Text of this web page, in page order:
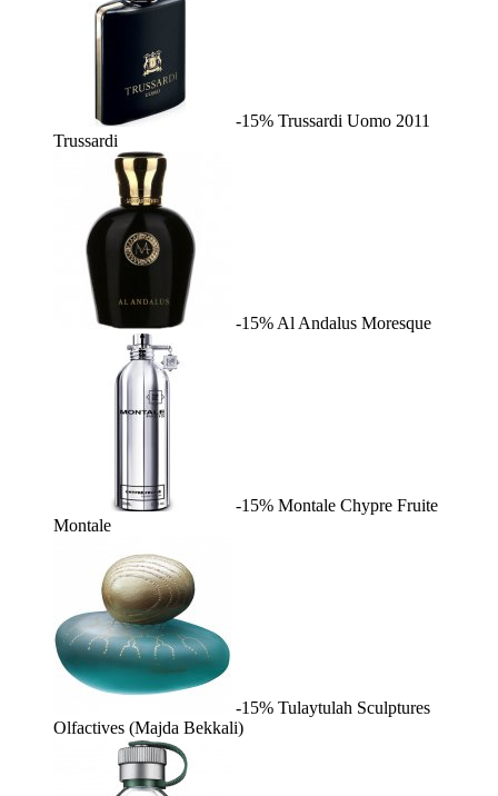
-15% Trussardi Uomo 2011
Trussardi
-15% Al Andalus Moresque
-15% Montale Chypre Fruite
Montale
-15% Tulaytulah Sculptures
Olfactives (Majda Bekkali)